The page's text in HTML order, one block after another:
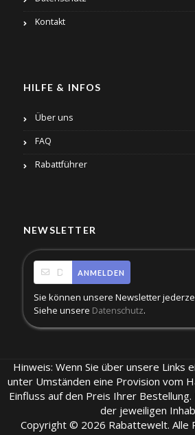
Kontakt
HILFE & INFOS
Über uns
FAQ
Rabattführer
NEWSLETTER
ANMELDEN
Sie können unsere Newsletter
Siehe unsere Datenschutz.
Hinweis: Wenn Sie über unsere Links
unter Umständen eine Provision vom
Einfluss auf den Preis Ihrer
der jeweiligen
Copyright © 2026 Rabattewelt. Alle